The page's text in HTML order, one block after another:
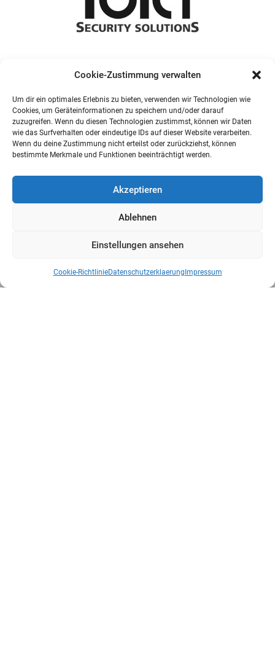
Cookie-Zustimmung verwalten
Um dir ein optimales Erlebnis zu bieten, verwenden wir Technologien wie
Cookies, um Geräteinformationen zu speichern und/oder darauf
zuzugreifen. Wenn du diesen Technologien zustimmst, können wir Daten
wie das Surfverhalten oder eindeutige IDs auf dieser Website verarbeiten.
Wenn du deine Zustimmung nicht erteilst oder zurückziehst, können
bestimmte Merkmale und Funktionen beeinträchtigt werden.
Akzeptieren
Ablehnen
Einstellungen ansehen
Cookie-RichtlinieDatenschutzerklaerung Impressum